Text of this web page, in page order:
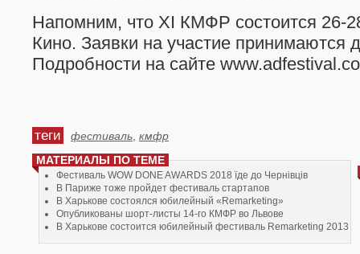
Напомним, что XI КМФР состоится 26-
Кино. Заявки на участие принимаются
Подробности на сайте
теги фестиваль кмфр
МАТЕРИАЛЫ ПО ТЕМЕ
Фестиваль WOW DONE AWARDS 2018 їде до Чернівців
В Париже тоже пройдет фестиваль стартапов
В Харькове состоялся юбилейный «Remarketing»
Опубликованы шорт-листы 14-го КМФР во Львове
В Харькове состоится юбилейный фестиваль Remarketing 2013